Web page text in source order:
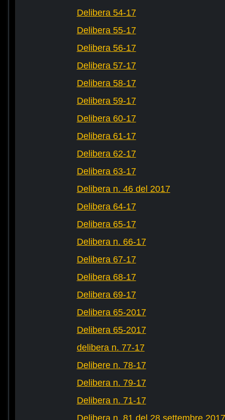
Delibera 54-17
Delibera 55-17
Delibera 56-17
Delibera 57-17
Delibera 58-17
Delibera 59-17
Delibera 60-17
Delibera 61-17
Delibera 62-17
Delibera 63-17
Delibera n. 46 del 2017
Delibera 64-17
Delibera 65-17
Delibera n. 66-17
Delibera 67-17
Delibera 68-17
Delibera 69-17
Delibera 65-2017
Delibera 65-2017
delibera n. 77-17
Delibere n. 78-17
Delibera n. 79-17
Delibera n. 71-17